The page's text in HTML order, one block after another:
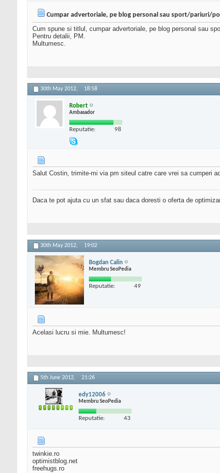
Cumpar advertoriale, pe blog personal sau sport/pariuri/
Cum spune si titlul, cumpar advertoriale, pe blog personal sau
Pentru detalii, PM.
Multumesc.
30th May 2012, 18:58
Robert
Ambasador
Reputatie: 98
Salut Costin, trimite-mi via pm siteul catre care vrei sa cumperi
Daca te pot ajuta cu un sfat sau daca doresti o oferta de
30th May 2012, 19:02
Bogdan Calin
Membru SeoPedia
Reputatie: 49
Acelasi lucru si mie. Multumesc!
5th June 2012, 21:26
edy12006
Membru SeoPedia
Reputatie: 43
twinkie.ro
optimistblog.net
freehugs.ro